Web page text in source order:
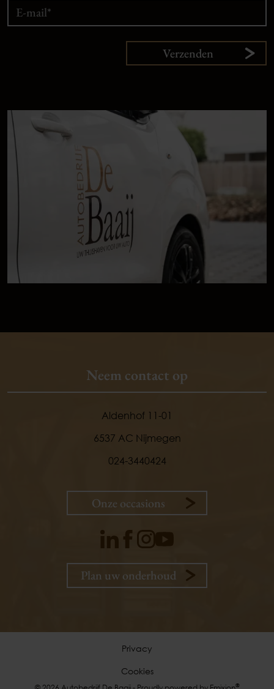
Verzenden
Neem contact op
Aldenhof 11-01
6537 AC Nijmegen
024-3440424
Onze occasions
Plan uw onderhoud
© 2026 Autobedrijf De Baaij - Proudly powered by Emixion®
Privacy
Cookies
Plan uw onderhoud